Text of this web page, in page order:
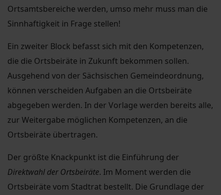
Ortsamtsbereiche werden, umso mehr muss man die
Sinnhaftigkeit in Frage stellen!
Ein zweiter Block befasst sich mit den Kompetenzen,
die die Ortsbeiräte in Zukunft bekommen sollen.
Ausgehend von der Sächsischen Gemeindeordnung,
können verscheiden Aufgaben an die Ortsbeiräte
abgegeben werden. In der Vorlage werden bereits alle,
zur Weitergabe möglichen Kompetenzen, an die
Ortsbeiräte übertragen.
Der größte Knackpunkt ist die Einführung der
Direktwahl der Ortsbeiräte. Im Moment werden die
Ortsbeiräte vom Stadtrat bestellt. Die Grundlage der